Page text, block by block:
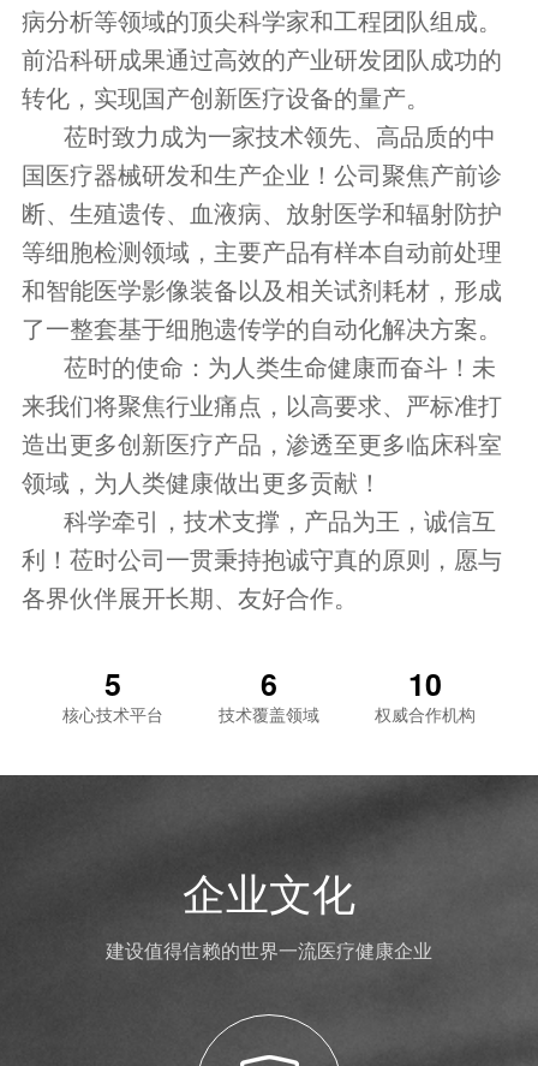
病分析等领域的顶尖科学家和工程团队组成。
前沿科研成果通过高效的产业研发团队成功的
转化，实现国产创新医疗设备的量产。
莅时致力成为一家技术领先、高品质的中
国医疗器械研发和生产企业！公司聚焦产前诊
断、生殖遗传、血液病、放射医学和辐射防护
等细胞检测领域，主要产品有样本自动前处理
和智能医学影像装备以及相关试剂耗材，形成
了一整套基于细胞遗传学的自动化解决方案。
莅时的使命：为人类生命健康而奋斗！未
来我们将聚焦行业痛点，以高要求、严标准打
造出更多创新医疗产品，渗透至更多临床科室
领域，为人类健康做出更多贡献！
科学牵引，技术支撑，产品为王，诚信互
利！莅时公司一贯秉持抱诚守真的原则，愿与
各界伙伴展开长期、友好合作。
5
核心技术平台
6
技术覆盖领域
10
权威合作机构
企业文化
建设值得信赖的世界一流医疗健康企业